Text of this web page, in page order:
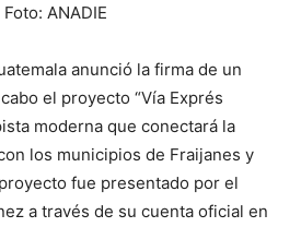
Foto: ANADIE
anunció la firma de un
el proyecto “Vía Exprés
moderna que conectará la
los municipios de Fraijanes y
fue presentado por el
a través de su cuenta oficial en